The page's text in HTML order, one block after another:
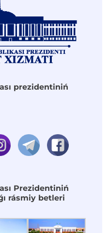
prezidentiniń
Prezidentiniń
rásmiy betleri